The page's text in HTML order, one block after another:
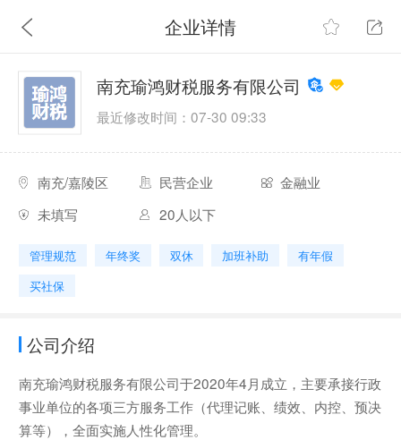
企业详情
南充瑜鸿财税服务有限公司
最近修改时间：07-30 09:33
南充/嘉陵区 民营企业
金融业
未填写
20人以下
管理规范 年终奖 双休 加班补助
有年假
买社保
公司介绍
南充瑜鸿财税服务有限公司于2020年4月成立，主要承接行政
事业单位的各项三方服务工作（代理记账、绩效、内控、预决
算等），全面实施人性化管理。